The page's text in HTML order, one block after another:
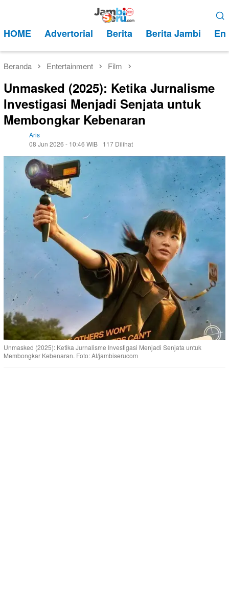
kontenMobile
HOME Advertorial Berita Berita Jambi
Beranda Entertainment Film
Unmasked (2025): Ketika Jurnalisme
Investigasi Menjadi Senjata untuk
Membongkar Kebenaran
Aris
08 Jun 2026 - 10:46 WIB
117 Dilihat
Unmasked (2025): Ketika Jurnalisme Investigasi Menjadi Senjata untuk
Membongkar Kebenaran. Foto: AI/jambiserucom